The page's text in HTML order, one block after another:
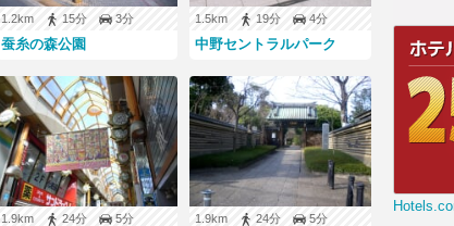
1.2km 15分 3分
蚕糸の森公園
1.5km 19分 4分
中野セントラルパーク
1.9km 24分 5分 1.9km 24分 5分